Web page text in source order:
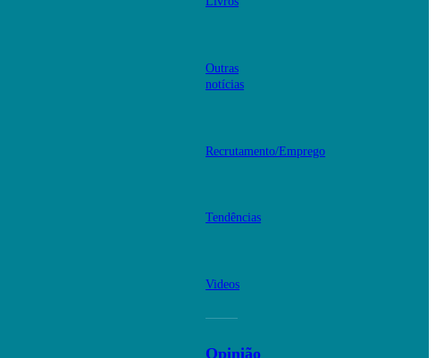
Outras
notícias
Recrutamento/Emprego
Tendências
Videos
Opinião